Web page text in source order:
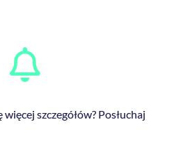
szczegółów? Posłuchaj